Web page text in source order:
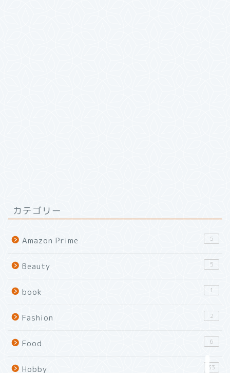
カテゴリー
Amazon Prime 5
Beauty 5
book 1
Fashion 2
Food 6
Hobby 33